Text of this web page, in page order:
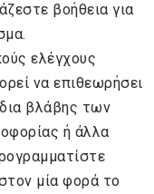
βοήθεια για
ελέγχους
να επιθεωρήσει
βλάβης των
ή άλλα
μία φορά το